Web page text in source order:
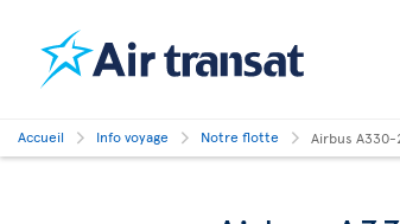
Accueil Info voyage Notre flotte Airbus A330-